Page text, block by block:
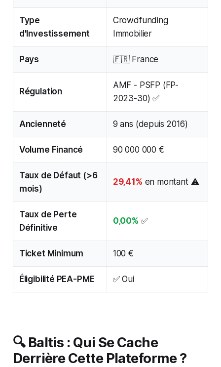
Type
d'Investissement
Crowdfunding
Immobilier
Pays 🇫🇷 France
Régulation
AMF - PSFP (FP-
2023-30) ✅
Ancienneté 9 ans (depuis 2016)
Volume Financé 90 000 000 €
Taux de Défaut (>6
mois)
29,41% en montant ⚠️
Taux de Perte
Définitive
0,00% ✅
Ticket Minimum 100 €
Éligibilité PEA-PME ✅ Oui
🔍 Baltis : Qui Se Cache
Derrière Cette Plateforme ?